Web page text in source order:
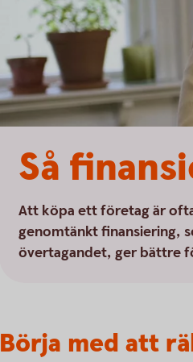
Så
Att köpa ett företag är
genomtänkt finansiering,
övertagandet, ger bättre
Börja med att